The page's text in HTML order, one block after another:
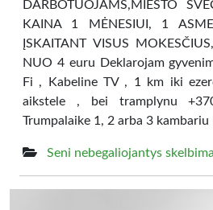
DARBOTUOJAMS,MIESTO
KAINA 1 MĖNESIUI, 1
ĮSKAITANT VISUS
NUO 4 euru Deklarojam
Fi , Kabeline TV , 1 km iki
aikstele , bei tramplynu
Trumpalaike 1, 2 arba 3 kambariu
Seni nebegaliojantys